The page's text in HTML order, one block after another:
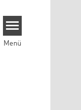
Menü